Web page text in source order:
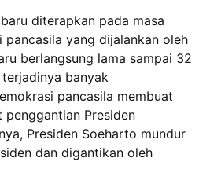
diterapkan pada masa
pancasila yang dijalankan oleh
berlangsung lama sampai 32
banyak
pancasila membuat
penggantian Presiden
Presiden Soeharto mundur
dan digantikan oleh